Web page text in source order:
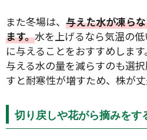
また冬場は、 与えた水が凍ら
ます。水を上げるなら気温の
に与えることをおすすめします
与える水の量を減らすのも選
すと耐寒性が増すため、株が丈
切り戻しや花がら摘みをす